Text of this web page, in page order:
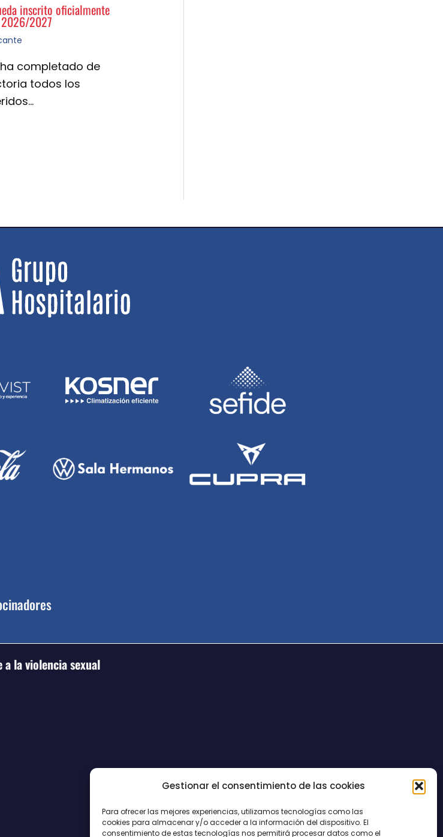
Gestionar el consentimiento de las cookies
Para ofrecer las mejores experiencias, utilizamos tecnologías como las
cookies para almacenar y/o acceder a la información del dispositivo. El
consentimiento de estas tecnologías nos permitirá procesar datos como el
inscrito oficialmente
2026/2027
ha completado de
todos los
la violencia sexual
CONTACTO